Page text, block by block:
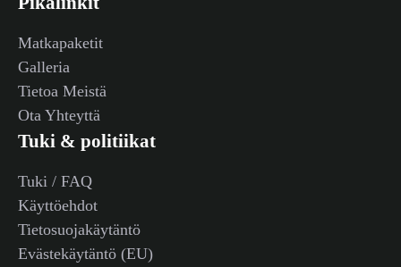
Matkapaketit
Galleria
Tietoa Meistä
Ota Yhteyttä
Tuki & politiikat
Tuki / FAQ
Käyttöehdot
Tietosuojakäytäntö
Evästekäytäntö (EU)